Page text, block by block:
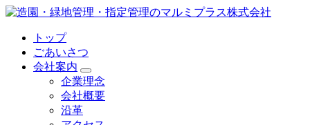
トップ
ごあいさつ
会社案内
企業理念
会社概要
沿革